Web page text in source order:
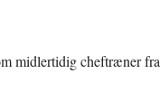
midlertidig cheftræner fra